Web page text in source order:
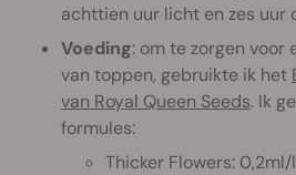
achttien uur licht en zes uur
Voeding: om te zorgen voor
van toppen, gebruikte ik het
van Royal Queen Seeds. Ik
formules:
Thicker Flowers: